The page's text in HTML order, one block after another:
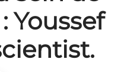
Youssef